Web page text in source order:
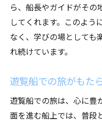
ら、船長やガイドがその
してくれます。このよう
なく、学びの場としても
れ続けています。
遊覧船での旅がもた
遊覧船での旅は、心に豊
面を進む船上では、普段